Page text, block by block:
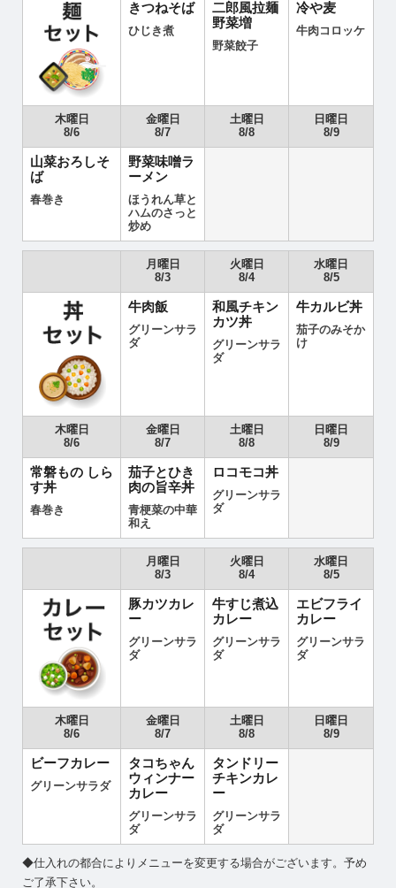
きつねそば
ひじき煮
二郎風拉麺
野菜増
野菜餃子
冷や麦
牛肉コロッケ
木曜日
8/6
金曜日
8/7
土曜日
8/8
日曜日
8/9
山菜おろしそ
ば
春巻き
野菜味噌ラ
ーメン
ほうれん草と
ハムのさっと
炒め
月曜日
8/3
火曜日
8/4
水曜日
8/5
牛肉飯
グリーンサラ
ダ
和風チキン
カツ丼
グリーンサラ
ダ
牛カルビ丼
茄子のみそか
け
木曜日
8/6
金曜日
8/7
土曜日
8/8
日曜日
8/9
常磐もの しら
す丼
春巻き
茄子とひき
肉の旨辛丼
青梗菜の中華
和え
ロコモコ丼
グリーンサラ
ダ
月曜日
8/3
火曜日
8/4
水曜日
8/5
豚カツカレ
ー
グリーンサラ
ダ
牛すじ煮込
カレー
グリーンサラ
ダ
エビフライ
カレー
グリーンサラ
ダ
木曜日
8/6
金曜日
8/7
土曜日
8/8
日曜日
8/9
ビーフカレー
グリーンサラダ
タコちゃん
ウィンナー
カレー
グリーンサラ
ダ
タンドリー
チキンカレ
ー
グリーンサラ
ダ
◆仕入れの都合によりメニューを変更する場合がございます。予め
ご了承下さい。